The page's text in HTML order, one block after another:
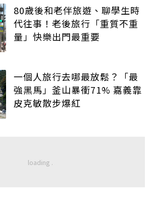
80歲後和老伴旅遊、聊學生時
代往事！老後旅行「重質不重
量」快樂出門最重要
一個人旅行去哪最放鬆？「最
強黑馬」釜山暴衝71% 嘉義靠
皮克敏散步爆紅